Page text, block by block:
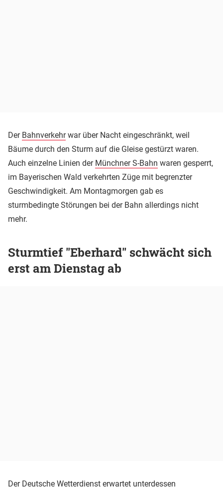
Der Bahnverkehrwar über Nacht eingeschränkt, weil
Bäume durch den Sturm auf die Gleise gestürzt waren.
Auch einzelne Linien der Münchner S-Bahn waren gesperrt,
im Bayerischen Wald verkehrten Züge mit begrenzter
Geschwindigkeit. Am Montagmorgen gab es
sturmbedingte Störungen bei der Bahn allerdings nicht
mehr.
Sturmtief "Eberhard" schwächt sich
erst am Dienstag ab
Der Deutsche Wetterdienst erwartet unterdessen